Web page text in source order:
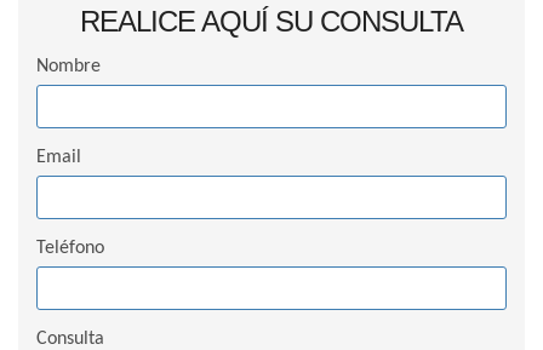
REALICE AQUÍ SU CONSULTA
Nombre
Email
Teléfono
Consulta